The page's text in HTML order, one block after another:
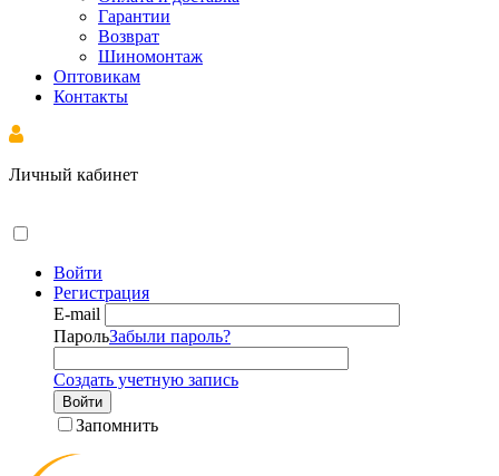
Гарантии
Возврат
Шиномонтаж
Оптовикам
Контакты
Личный кабинет
Войти
Регистрация
E-mail
ПарольЗабыли пароль?
Создать учетную запись
Войти
Запомнить